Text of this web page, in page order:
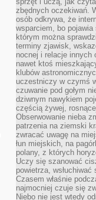
zbędnych oczekiwań.
osób odkrywa, że
wsparciem, bo pojawia
którym można
terminy zjawisk,
nocnej i relacje innych
nawet ktoś
klubów
uczestniczy w czymś
czuwanie pod gołym
dziwnym nawykiem
częścią żywej,
Obserwowanie nieba
patrzenia na ziemski
zwracać uwagę na
łun miejskich, na
polany, z których
Uczy się szanować
powietrza, wsłuchiwać
Czasem właśnie
najmocniej czuje się
Niebo nie jest wtedy